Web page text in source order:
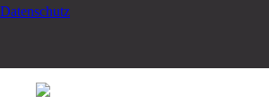
Datenschutz